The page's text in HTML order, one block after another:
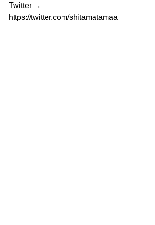
Twitter →
https://twitter.com/shitamatamaa